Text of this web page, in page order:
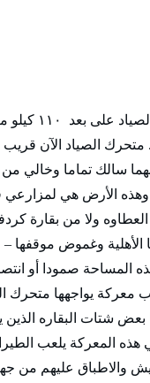
بتحرير
.. متحرك الصياد الآن
سالك تماما وخالي
الأرض هي لمزارعي
العطاوه ولا من بقارة
وغموض موقفها
المساحة صمودا أو
يواجهها متحرك
شتات البقاره الذين
هذه المعركة يلعب
والاطباق عليهم من